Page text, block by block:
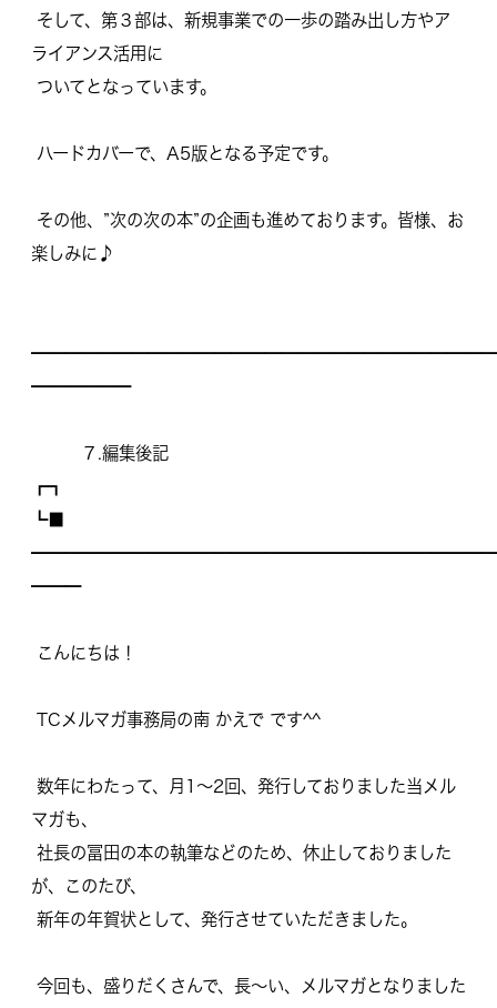
そして、第３部は、 新規事業での一歩の踏み出し方やア
ライアンス活用に
ついてとなっています。
ハードカバーで、A5版となる予定です。
その他、”次の次の本”の企画も進めております。皆様、 お
楽しみに♪
━━━━━━
７.編集後記
┏┓
┗■
━━━
こんにちは！
TCメルマガ事務局の南 かえで です^^
数年にわたって、月1～2回、発行しておりました当メル
マガも、
社長の冨田の本の執筆などのため、休止しておりました
が、
このたび、
新年の年賀状として、発行させていただきました。
今回も、盛りだくさんで、長～い、メルマガとなりました